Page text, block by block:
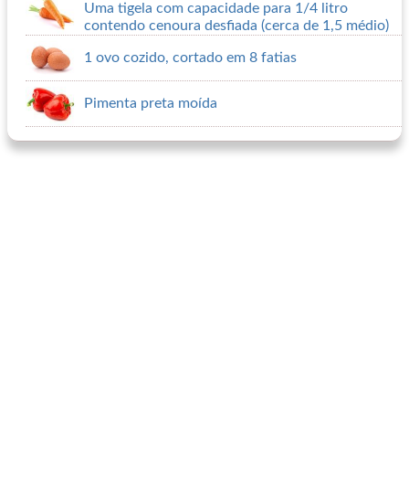
Uma tigela com capacidade para 1/4 litro
contendo cenoura desfiada (cerca de 1,5 médio)
1 ovo cozido, cortado em 8 fatias
Pimenta preta moída